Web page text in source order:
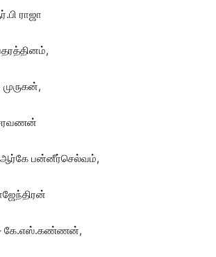
ராஜா
முருகன்,
சரவணன்
பன்னீர்செல்வம்,
கே.எஸ்.கண்ணன்,